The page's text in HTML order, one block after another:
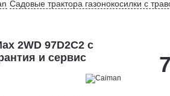
Садовые трактора газонокосилки с
2WD 97D2C2 с
и сервис